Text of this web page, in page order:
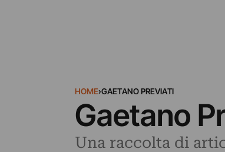
HOME›GAETANO PREVIATI
Gaetano
Una raccolta di